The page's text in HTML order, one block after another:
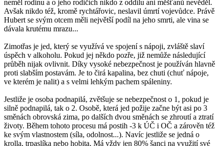
neměl rodinu a o jeho rodičích nikdo z oddílu ani měšťanů nevěděl.
Avšak nikdo též, kromě rychtářovic, neslavil úmrtí vojevůdce. Právě
Hubert se svým otcem měli největší podíl na jeho smrti, ale vina se
dávala krutému mrazu...
Zimotřas je jed, který se využívá ve spojení s nápoji, zvláště slaví
úspěch v alkoholu. Pokud jej někdo pozře, již nemůže následující
průběh nijak ovlivnit. Díky vysoké nebezpečnost je používán hlavně
proti slabším postavám. Je to čirá kapalina, bez chuti (chuť nápoje,
ve kterém je nalit) a s velmi lehkým pachem spáleniny.
Jestliže je osoba podnapilá, zvětšuje se nebezpečnost o 1, pokud je
silně podnapilá, tak o 2. Osobě, která jed požije začne být asi po 3
směnách obrovská zima, po dalších dvou směnách se zhroutí a ztratí
životy. Během tohoto procesu má postih -3 k ÚČ i OČ a zárověn též
ke svým vlastnostem (síla, odolnost...). Navíc jestliže se jedná o
krolla, trpaslíka nebo hobita, Má vždy jen 80% šanci na využití své